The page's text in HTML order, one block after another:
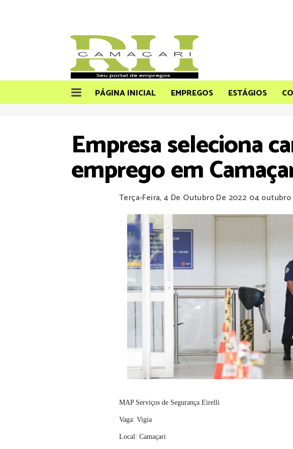
PÁGINA INICIAL EMPREGOS ESTÁGIOS
Empresa seleciona
emprego em
Terça-Feira, 4 De Outubro De 2022 04 outubro
MAP Serviços de Segurança Eirelli
Vaga: Vigia
Local: Camaçari